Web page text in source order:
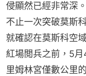
侵顯然已經非常深
不止一次突破莫斯
就確認在莫斯科空
紅場閲兵之前，5
里姆林宮僅數公里